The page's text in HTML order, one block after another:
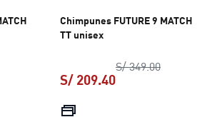
original S/ 349.00
S/ 209.40
Chimpunes FUTURE 9 MATCH
TT unisex
S/ 349.00precio
S/ 209.40